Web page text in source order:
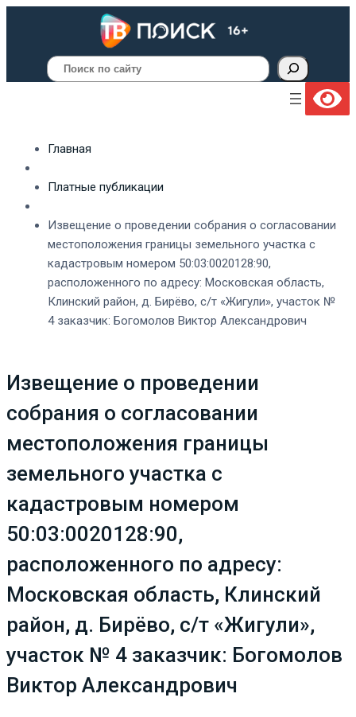
Поиск
Главная
Платные публикации
Извещение о проведении собрания о согласовании
местоположения границы земельного участка с
кадастровым номером 50:03:0020128:90,
расположенного по адресу: Московская область,
Клинский район, д. Бирёво, с/т «Жигули», участок №
4 заказчик: Богомолов Виктор Александрович
Извещение о проведении
собрания о согласовании
местоположения границы
земельного участка с
кадастровым номером
50:03:0020128:90,
расположенного по адресу:
Московская область, Клинский
район, д. Бирёво, с/т «Жигули»,
участок № 4 заказчик: Богомолов
Виктор Александрович